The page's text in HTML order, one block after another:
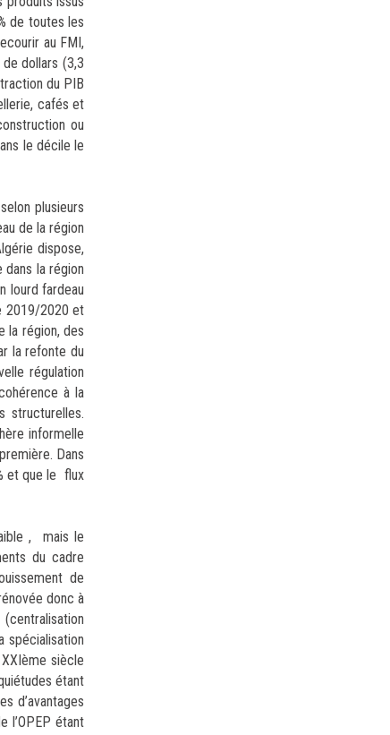
de toutes les
au FMI,
dollars (3,3
du PIB
cafés et
ou
le décile le
plusieurs
de la région
dispose,
la région
lourd fardeau
2019/2020 et
la région, des
la refonte du
régulation
à la
structurelles.
informelle
Dans
et que le flux
, mais le
du cadre
de
donc à
spécialisation
siècle
étant
d’avantages
l’OPEP étant